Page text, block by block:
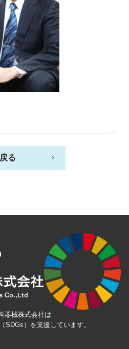
る
器械株式会社は
SDGs）を支援しています。